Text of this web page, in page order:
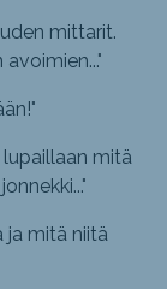
mittarit.
"
"
mitä
"
ja mitä niitä